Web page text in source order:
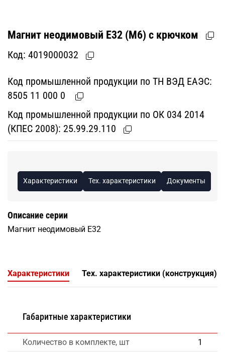
Магнит неодимовый Е32 (М6) с крючком
Код: 4019000032
Код промышленной продукции по ТН ВЭД ЕАЭС:
8505 11 000 0
Код промышленной продукции по ОК 034 2014
(КПЕС 2008): 25.99.29.110
Характеристики Тех. характеристики Документы
Описание серии
Магнит неодимовый Е32
Характеристики Тех. характеристики (конструкция)
Габаритные характеристики
Количество в комплекте, шт 1